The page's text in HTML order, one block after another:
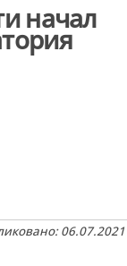
начал